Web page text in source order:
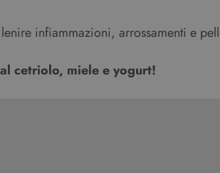
infiammazioni, arrossamenti e
cetriolo, miele e yogurt!